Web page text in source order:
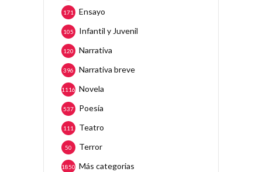
Ensayo
171
Infantil y Juvenil
105
Narrativa
120
Narrativa breve
396
Novela
1116
Poesía
537
Teatro
111
Terror
50
Más categorias
1850